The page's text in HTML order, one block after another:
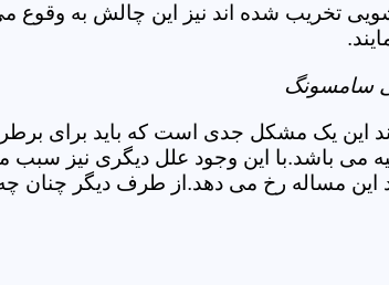
تخریب شده اند نیز این چالش به وقوع
سامسونگ
این یک مشکل جدی است که باید برای
می باشد.با این وجود علل دیگری نیز
این مساله رخ می دهد.از طرف دیگر